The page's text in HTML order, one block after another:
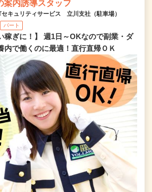
案内誘導スタッフ
キュリティサービス 立川支社（駐車場）
パート
稼ぎに！】 週1日～OKなので副業・ダ
内で働くのに最適！直行直帰ＯＫ